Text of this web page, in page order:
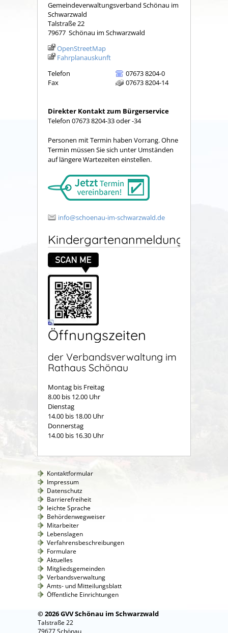
Gemeindeverwaltungsverband Schönau im
Schwarzwald
Talstraße 22
79677 Schönau im Schwarzwald
OpenStreetMap
Fahrplanauskunft
Telefon
07673 8204-0
Fax
07673 8204-14
Direkter Kontakt zum Bürgerservice
Telefon 07673 8204-33 oder -34
Personen mit Termin haben Vorrang. Ohne
Termin müssen Sie sich unter Umständen
auf längere Wartezeiten einstellen.
info@schoenau-im-schwarzwald.de
Kindergartenanmeldung
Öffnungszeiten
der Verbandsverwaltung im
Rathaus Schönau
Montag bis Freitag
8.00 bis 12.00 Uhr
Dienstag
14.00 bis 18.00 Uhr
Donnerstag
14.00 bis 16.30 Uhr
Kontaktformular
Impressum
Datenschutz
Barrierefreiheit
leichte Sprache
Behördenwegweiser
Mitarbeiter
Lebenslagen
Verfahrensbeschreibungen
Formulare
Aktuelles
Mitgliedsgemeinden
Verbandsverwaltung
Amts- und Mitteilungsblatt
Öffentliche Einrichtungen
© 2026 GVV Schönau im Schwarzwald
Talstraße 22